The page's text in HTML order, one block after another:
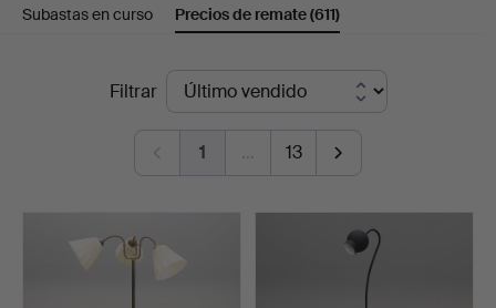
Auktioner
Subastas en curso Precios de remate(611)
Filtrar
1 … 13